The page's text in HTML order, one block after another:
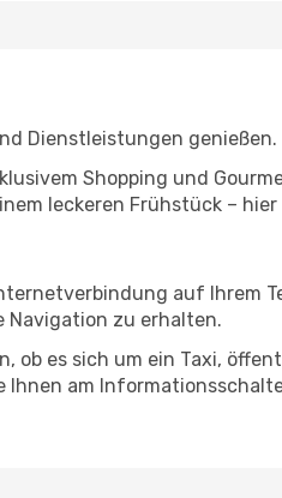
Dienstleistungen genießen.
Shopping und
leckeren Frühstück –
auf Ihrem
Navigation zu erhalten.
ob es sich um ein Taxi,
Ihnen am